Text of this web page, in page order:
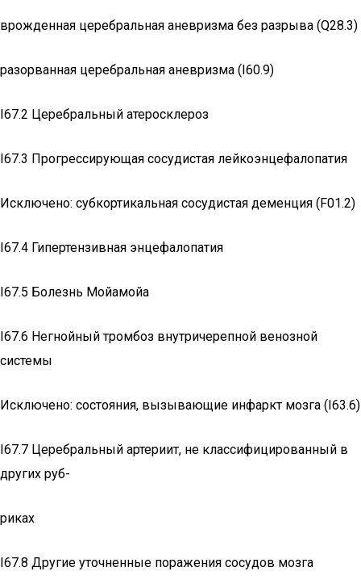
врожденная церебральная аневризма без разрыва (Q28.3)
разорванная церебральная аневризма (I60.9)
I67.2 Церебральный атеросклероз
I67.3 Прогрессирующая сосудистая лейкоэнцефалопатия
Исключено: субкортикальная сосудистая деменция (F01.2)
I67.4 Гипертензивная энцефалопатия
I67.5 Болезнь Мойамойа
I67.6 Негнойный тромбоз внутричерепной венозной
системы
Исключено: состояния, вызывающие инфаркт мозга (I63.6)
I67.7 Церебральный артериит, не классифицированный в
других руб-
риках
I67.8 Другие уточненные поражения сосудов мозга